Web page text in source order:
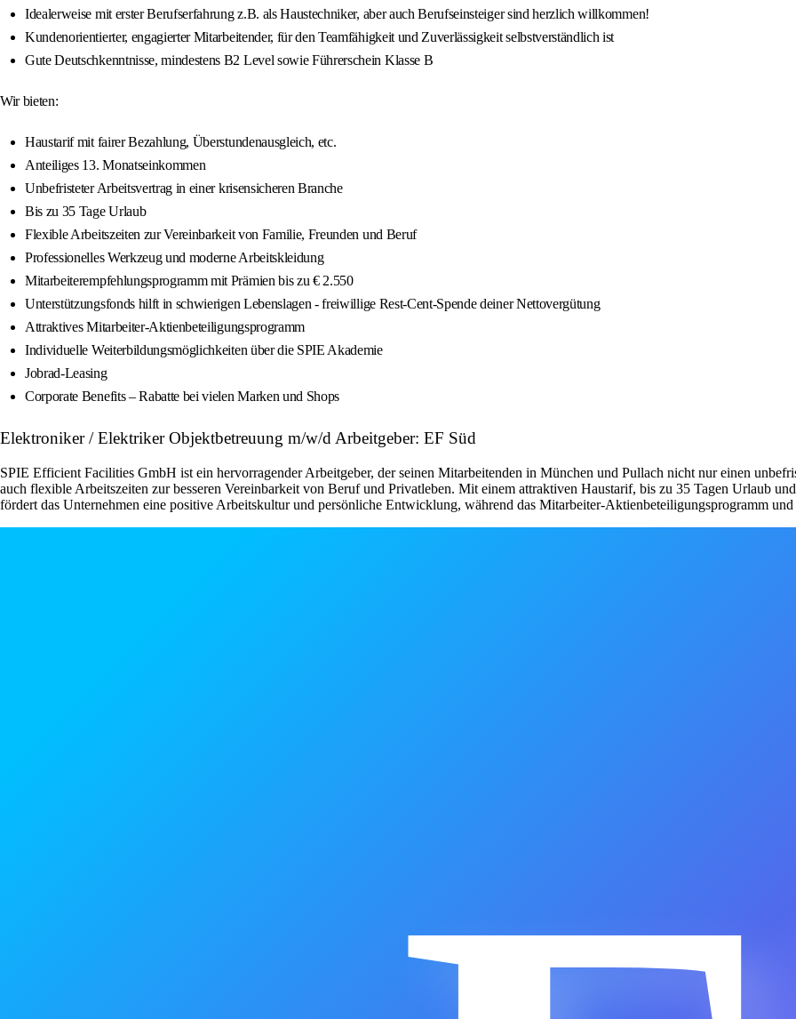
Idealerweise mit erster Berufserfahrung z.B. als Haustechniker, aber auch Berufseinsteiger sind herzlich willkommen!
Kundenorientierter, engagierter Mitarbeitender, für den Teamfähigkeit und Zuverlässigkeit selbstverständlich ist
Gute Deutschkenntnisse, mindestens B2 Level sowie Führerschein Klasse B
Wir bieten:
Haustarif mit fairer Bezahlung, Überstundenausgleich, etc.
Anteiliges 13. Monatseinkommen
Unbefristeter Arbeitsvertrag in einer krisensicheren Branche
Bis zu 35 Tage Urlaub
Flexible Arbeitszeiten zur Vereinbarkeit von Familie, Freunden und Beruf
Professionelles Werkzeug und moderne Arbeitskleidung
Mitarbeiterempfehlungsprogramm mit Prämien bis zu € 2.550
Unterstützungsfonds hilft in schwierigen Lebenslagen - freiwillige Rest-Cent-Spende deiner Nettovergütung
Attraktives Mitarbeiter-Aktienbeteiligungsprogramm
Individuelle Weiterbildungsmöglichkeiten über die SPIE Akademie
Jobrad-Leasing
Corporate Benefits – Rabatte bei vielen Marken und Shops
Elektroniker / Elektriker Objektbetreuung m/w/d Arbeitgeber: EF Süd
SPIE Efficient Facilities GmbH ist ein hervorragender Arbeitgeber, der seinen Mitarbeitenden in München und Pullach nicht nur einen
auch flexible Arbeitszeiten zur besseren Vereinbarkeit von Beruf und Privatleben. Mit einem attraktiven Haustarif, bis zu 35 Tagen Urlaub
fördert das Unternehmen eine positive Arbeitskultur und persönliche Entwicklung, während das Mitarbeiter-Aktienbeteiligungsprogramm